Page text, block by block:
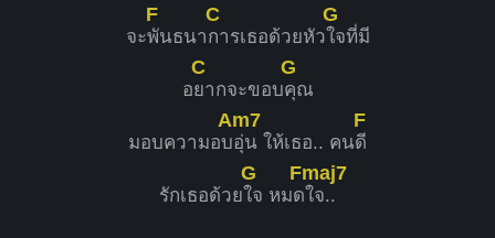
จะ
F
พันธนา
C
การเธอด้วยหัว
G
ใจที่มี
อ
C
ยากจะขอบ
G
คุณ
มอบความอบ
Am7
อุ่น ให้เธอ.. คน
F
ดี
รักเธอด้วย
G
ใจ หมด
Fmaj7
ใจ..